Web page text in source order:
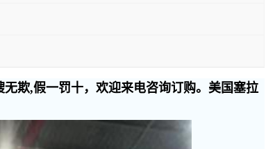
欺,假一罚十，欢迎来电咨询订购。美国塞拉